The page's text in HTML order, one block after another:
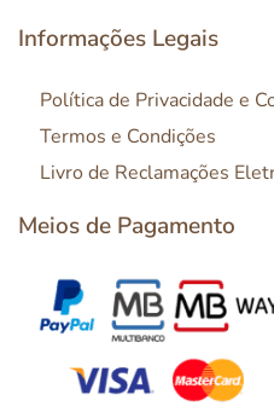
Informações Legais
Política de Privacidade e
Termos e Condições
Livro de Reclamações
Meios de Pagamento